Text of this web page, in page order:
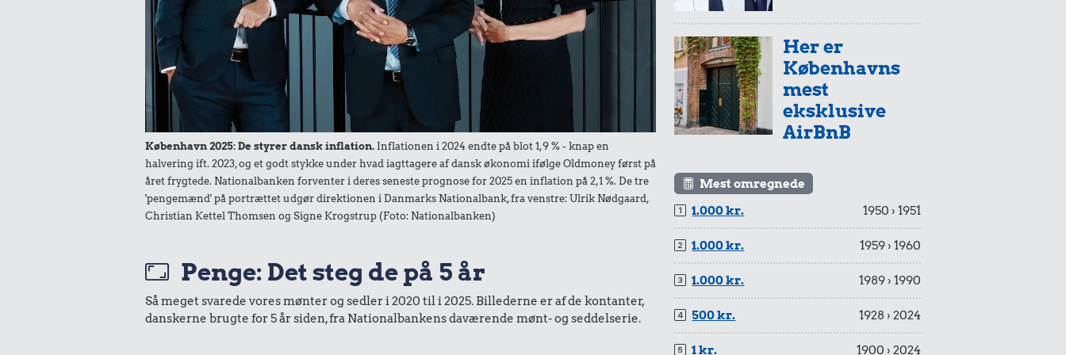
24 kr.
Hotdog
13 kr.
51 kr.
1/2 kg kaffe 4.675 kr.
Kat
531 kr.
Flybillet,
11 kr.
1 liter mælk Æble
55 kr.
1/3 kg marcipan
320 kr.
Taxatur,
Hovedbanegården-
Lufthavnen
25 kr.
Strygejern
København 2025: De styrer dansk inflation. Inflationen i 2024 endte på blot 1,9 % - knap en
halvering ift. 2023, og et godt stykke under hvad iagttagere af dansk økonomi ifølge Oldmoney først på
året frygtede. Nationalbanken forventer i deres seneste prognose for 2025 en inflation på 2,1 %. De tre
'pengemænd' på portrættet udgør direktionen i Danmarks Nationalbank, fra venstre: Ulrik Nødgaard,
Christian Kettel Thomsen og Signe Krogstrup (Foto: Nationalbanken)
Penge: Det steg de på 5 år
Så meget svarede vores mønter og sedler i 2020 til i 2025. Billederne er af de kontanter,
danskerne brugte for 5 år siden, fra Nationalbankens daværende mønt- og seddelserie.
Her er
Københavns
mest
eksklusive
AirBnB
Mest omregnede
1.000 kr.
1950 › 1951
1.000 kr. 1959 › 1960
1.000 kr. 1989 › 1990
500 kr. 1928 › 2024
1 kr. 1900 › 2024